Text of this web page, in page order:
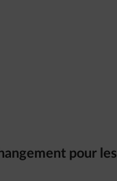
pour les